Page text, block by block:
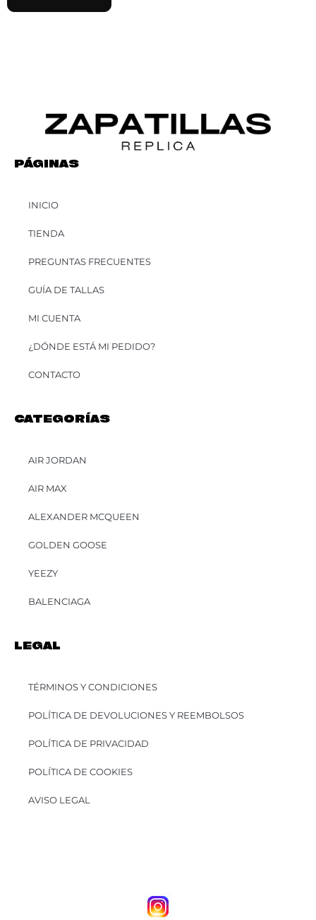
PÁGINAS
INICIO
TIENDA
PREGUNTAS FRECUENTES
GUÍA DE TALLAS
MI CUENTA
¿DÓNDE ESTÁ MI PEDIDO?
CONTACTO
CATEGORÍAS
AIR JORDAN
AIR MAX
ALEXANDER MCQUEEN
GOLDEN GOOSE
YEEZY
BALENCIAGA
LEGAL
TÉRMINOS Y CONDICIONES
POLÍTICA DE DEVOLUCIONES Y REEMBOLSOS
POLÍTICA DE PRIVACIDAD
POLÍTICA DE COOKIES
AVISO LEGAL